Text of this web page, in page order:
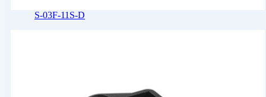
S-03F-11S-D